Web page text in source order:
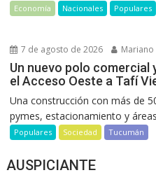
Economía Nacionales Populares
7 de agosto de 2026 Mariano
Un nuevo polo
el Acceso Oeste a Tafí
Una construcción con más de
pymes, estacionamiento y
Populares Sociedad Tucumán
AUSPICIANTE